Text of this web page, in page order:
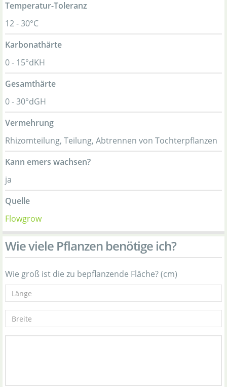
Temperatur-Toleranz
12 - 30°C
Karbonathärte
0 - 15°dKH
Gesamthärte
0 - 30°dGH
Vermehrung
Rhizomteilung, Teilung, Abtrennen von Tochterpflanzen
Kann emers wachsen?
ja
Quelle
Flowgrow
Wie viele Pflanzen benötige ich?
Wie groß ist die zu bepflanzende Fläche? (cm)